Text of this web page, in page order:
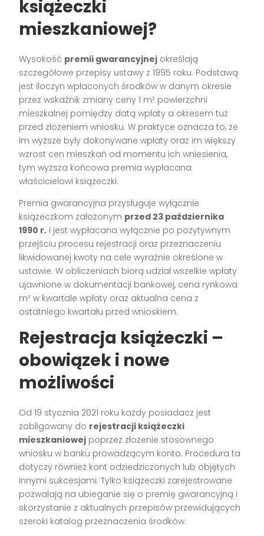
książeczki
mieszkaniowej?
Wysokość premii gwarancyjnej określają
szczegółowe przepisy ustawy z 1995 roku. Podstawą
jest iloczyn wpłaconych środków w danym okresie
przez wskaźnik zmiany ceny 1 m² powierzchni
mieszkalnej pomiędzy datą wpłaty a okresem tuż
przed złożeniem wniosku. W praktyce oznacza to, że
im wyższe były dokonywane wpłaty oraz im większy
wzrost cen mieszkań od momentu ich wniesienia,
tym wyższa końcowa premia wypłacana
właścicielowi książeczki.
Premia gwarancyjna przysługuje wyłącznie
książeczkom założonym przed 23 października
1990 r. i jest wypłacana wyłącznie po pozytywnym
przejściu procesu rejestracji oraz przeznaczeniu
likwidowanej kwoty na cele wyraźnie określone w
ustawie. W obliczeniach biorą udział wszelkie wpłaty
ujawnione w dokumentacji bankowej, cena rynkowa
m² w kwartale wpłaty oraz aktualna cena z
ostatniego kwartału przed wnioskiem.
Rejestracja książeczki –
obowiązek i nowe
możliwości
Od 19 stycznia 2021 roku każdy posiadacz jest
zobligowany do rejestracji książeczki
mieszkaniowej poprzez złożenie stosownego
wniosku w banku prowadzącym konto. Procedura ta
dotyczy również kont odziedziczonych lub objętych
innymi sukcesjami. Tylko książeczki zarejestrowane
pozwalają na ubieganie się o premię gwarancyjną i
skorzystanie z aktualnych przepisów przewidujących
szeroki katalog przeznaczenia środków.